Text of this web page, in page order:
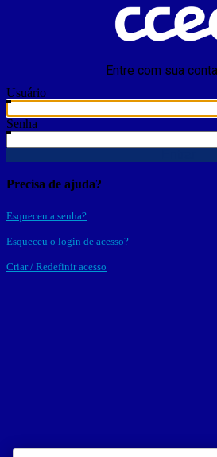
Entre com sua
Usuário
Senha
Precisa de ajuda?
Esqueceu a senha?
Esqueceu o login de acesso?
Criar / Redefinir acesso